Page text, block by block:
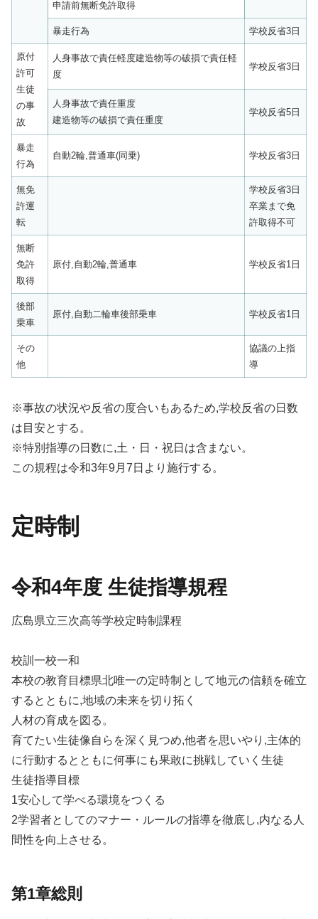
申請前無断免許取得
暴走行為 学校反省3日
原付
許可
生徒
の事
故
人身事故で責任軽度建造物等の破損で責任軽
度
学校反省3日
人身事故で責任重度
建造物等の破損で責任重度
学校反省5日
暴走
行為
自動2輪,普通車(同乗) 学校反省3日
無免
許運
転
学校反省3日
卒業まで免
許取得不可
無断
免許
取得
原付,自動2輪,普通車 学校反省1日
後部
乗車
原付,自動二輪車後部乗車 学校反省1日
その
他
協議の上指
導
※事故の状況や反省の度合いもあるため,学校反省の日数
は目安とする。
※特別指導の日数に,土・日・祝日は含まない。
この規程は令和3年9月7日より施行する。
定時制
令和4年度 生徒指導規程
広島県立三次高等学校定時制課程
校訓一校一和
本校の教育目標県北唯一の定時制として地元の信頼を確立
するとともに,地域の未来を切り拓く
人材の育成を図る。
育てたい生徒像自らを深く見つめ,他者を思いやり,主体的
に行動するとともに何事にも果敢に挑戦していく生徒
生徒指導目標
1安心して学べる環境をつくる
2学習者としてのマナー・ルールの指導を徹底し,内なる人
間性を向上させる。
第1章総則